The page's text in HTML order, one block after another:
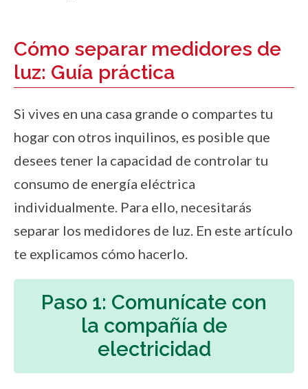
Cómo separar medidores de
luz: Guía práctica
Si vives en una casa grande o compartes tu
hogar con otros inquilinos, es posible que
desees tener la capacidad de controlar tu
consumo de energía eléctrica
individualmente. Para ello, necesitarás
separar los medidores de luz. En este artículo
te explicamos cómo hacerlo.
Paso 1: Comunícate con
la compañía de
electricidad